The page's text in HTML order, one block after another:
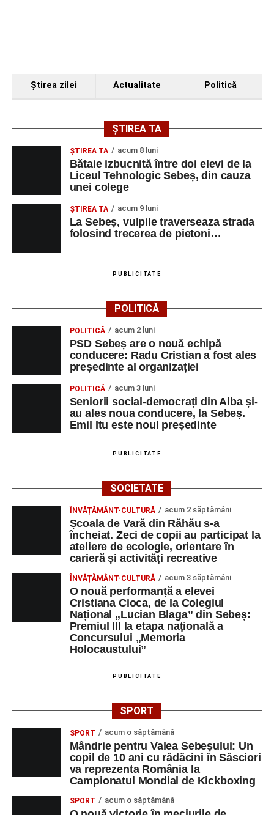
Ştirea zilei Actualitate Politică
ȘTIREA TA
ŞTIREA TA acum 8 luni
Bătaie izbucnită între doi elevi de la
Liceul Tehnologic Sebeș, din cauza
unei colege
ŞTIREA TA acum 9 luni
La Sebeș, vulpile traverseaza strada
folosind trecerea de pietoni…
PUBLICITATE
POLITICĂ
POLITICĂ acum 2 luni
PSD Sebeș are o nouă echipă
conducere: Radu Cristian a fost ales
președinte al organizației
POLITICĂ acum 3 luni
Seniorii social-democrați din Alba și-
au ales noua conducere, la Sebeș.
Emil Itu este noul președinte
PUBLICITATE
SOCIETATE
ÎNVĂȚĂMÂNT-CULTURĂ acum 2 săptămâni
Școala de Vară din Răhău s-a
încheiat. Zeci de copii au participat la
ateliere de ecologie, orientare în
carieră și activități recreative
ÎNVĂȚĂMÂNT-CULTURĂ acum 3 săptămâni
O nouă performanță a elevei
Cristiana Cioca, de la Colegiul
Național „Lucian Blaga” din Sebeș:
Premiul III la etapa națională a
Concursului „Memoria
Holocaustului”
PUBLICITATE
SPORT
SPORT acum o săptămână
Mândrie pentru Valea Sebeșului: Un
copil de 10 ani cu rădăcini în Săsciori
va reprezenta România la
Campionatul Mondial de Kickboxing
SPORT acum o săptămână